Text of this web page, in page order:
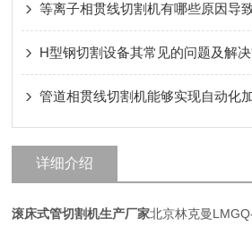
等离子相贯线切割机有哪些原因导
H型钢切割设备其常见的问题及解
管道相贯线切割机能够实现自动化
详细介绍
滚床式管切割机生产厂家北京林克曼